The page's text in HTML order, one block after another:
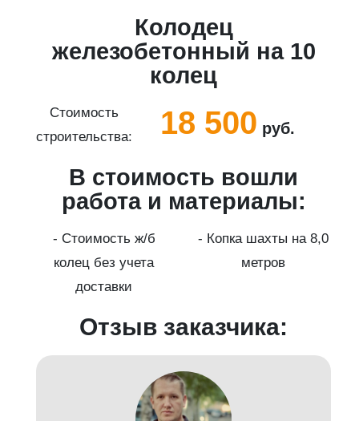
Колодец
железобетонный на 10
колец
Стоимость
строительства:
18 500 руб.
В стоимость вошли
работа и материалы:
- Стоимость ж/б
колец без учета
доставки
- Копка шахты на 8,0
метров
Отзыв заказчика: